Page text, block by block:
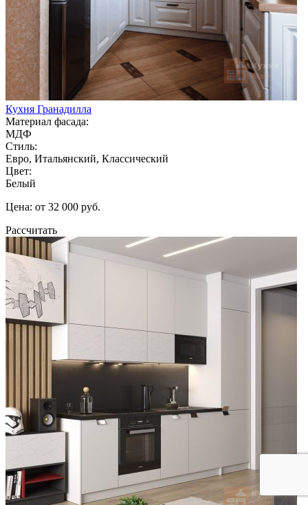
Кухня Гранадилла
Материал фасада:
МДФ
Стиль:
Евро, Итальянский, Классический
Цвет:
Белый
Цена: от 32 000 руб.
Рассчитать